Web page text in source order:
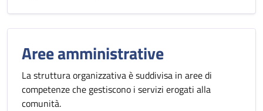
Aree amministrative
La struttura organizzativa è suddivisa in aree di
competenze che gestiscono i servizi erogati alla
comunità.